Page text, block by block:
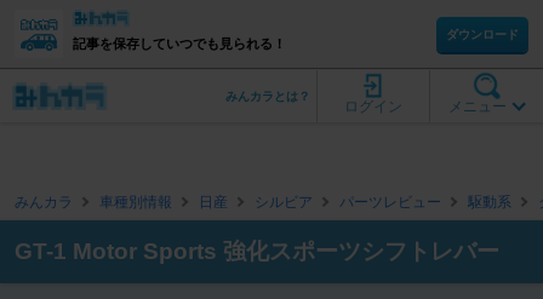
記事を保存していつでも見られる！
ダウンロード
メニュー
ログイン
みんカラとは？
みんカラ 車種別情報 日産 シルビア パーツレビュー 駆動系
GT-1 Motor Sports 強化スポーツシフトレバー